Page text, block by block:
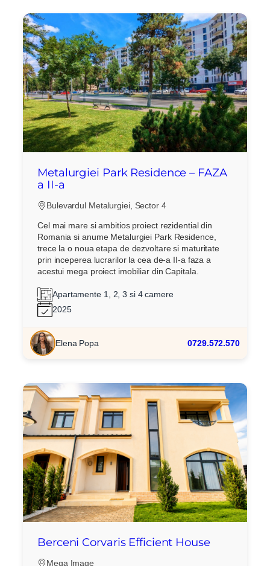
Metalurgiei Park Residence – FAZA
a II-a
Bulevardul Metalurgiei, Sector 4
Cel mai mare si ambitios proiect rezidential din
Romania si anume Metalurgiei Park Residence,
trece la o noua etapa de dezvoltare si maturitate
prin inceperea lucrarilor la cea de-a II-a faza a
acestui mega proiect imobiliar din Capitala.
Apartamente 1, 2, 3 si 4 camere
2025
Elena Popa 0729.572.570
Berceni Corvaris Efficient House
Mega Image